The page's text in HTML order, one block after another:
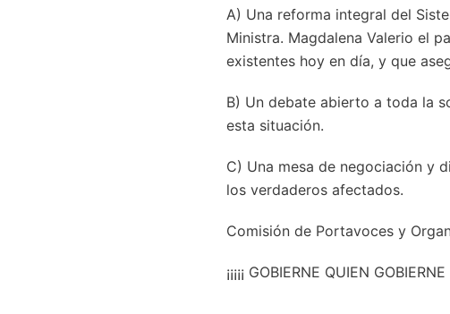
A) Una reforma integral del
Ministra. Magdalena Valerio el
existentes hoy en día, y que
B) Un debate abierto a toda la
esta situación.
C) Una mesa de negociación y
los verdaderos afectados.
Comisión de Portavoces y
¡¡¡¡¡ GOBIERNE QUIEN